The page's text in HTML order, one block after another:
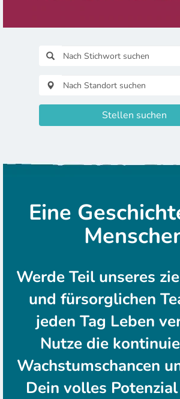
Stellen suchen
Eine
Werde Teil unseres
und fürsorglichen
jeden Tag Leben
Nutze die
Wachstumschancen
Dein volles